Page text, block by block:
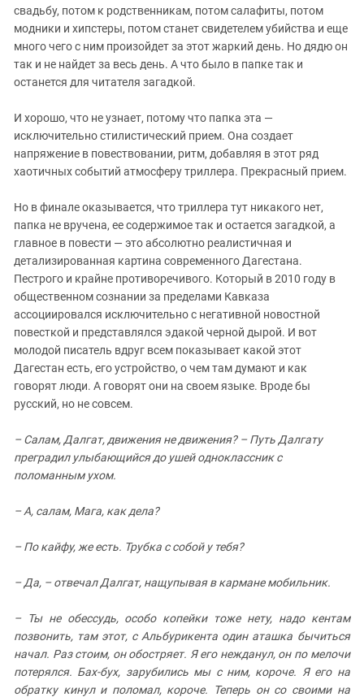
свадьбу, потом к родственникам, потом салафиты, потом
модники и хипстеры, потом станет свидетелем убийства и еще
много чего с ним произойдет за этот жаркий день. Но дядю он
так и не найдет за весь день. А что было в папке так и
останется для читателя загадкой.
И хорошо, что не узнает, потому что папка эта —
исключительно стилистический прием. Она создает
напряжение в повествовании, ритм, добавляя в этот ряд
хаотичных событий атмосферу триллера. Прекрасный прием.
Но в финале оказывается, что триллера тут никакого нет,
папка не вручена, ее содержимое так и остается загадкой, а
главное в повести — это абсолютно реалистичная и
детализированная картина современного Дагестана.
Пестрого и крайне противоречивого. Который в 2010 году в
общественном сознании за пределами Кавказа
ассоциировался исключительно с негативной новостной
повесткой и представлялся эдакой черной дырой. И вот
молодой писатель вдруг всем показывает какой этот
Дагестан есть, его устройство, о чем там думают и как
говорят люди. А говорят они на своем языке. Вроде бы
русский, но не совсем.
– Салам, Далгат, движения не движения? – Путь Далгату
преградил улыбающийся до ушей одноклассник с
поломанным ухом.
– А, салам, Мага, как дела?
– По кайфу, же есть. Трубка с собой у тебя?
– Да, – отвечал Далгат, нащупывая в кармане мобильник.
– Ты не обессудь, особо копейки тоже нету, надо кентам
позвонить, там этот, с Альбурикента один аташка бычиться
начал. Раз стоим, он обостряет. Я его нежданул, он по мелочи
потерялся. Бах-бух, зарубились мы с ним, короче. Я его на
обратку кинул и поломал, короче. Теперь он со своими на